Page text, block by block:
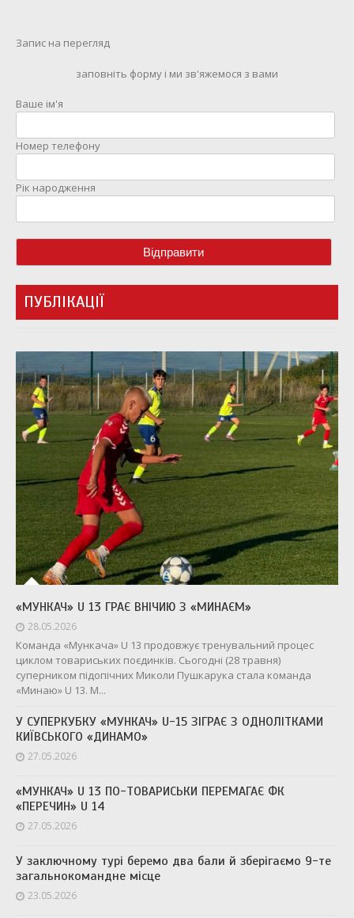
Запис на перегляд
заповніть форму і ми зв'яжемося з вами
Ваше ім'я
Номер телефону
Рік народження
ПУБЛІКАЦІЇ
«МУНКАЧ» U 13 ГРАЄ ВНІЧИЮ З «МИНАЄМ»
28.05.2026
Команда «Мункача» U 13 продовжує тренувальний процес
циклом товариських поєдинків. Сьогодні (28 травня)
суперником підопічних Миколи Пушкарука стала команда
«Минаю» U 13. М...
У СУПЕРКУБКУ «МУНКАЧ» U-15 ЗІГРАЄ З ОДНОЛІТКАМИ
КИЇВСЬКОГО «ДИНАМО»
27.05.2026
«МУНКАЧ» U 13 ПО-ТОВАРИСЬКИ ПЕРЕМАГАЄ ФК
«ПЕРЕЧИН» U 14
27.05.2026
У заключному турі беремо два бали й зберігаємо 9-те
загальнокомандне місце
23.05.2026